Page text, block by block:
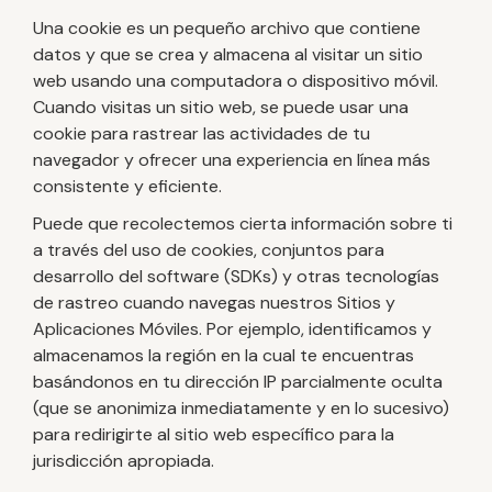
Una cookie es un pequeño archivo que contiene
datos y que se crea y almacena al visitar un sitio
web usando una computadora o dispositivo móvil.
Cuando visitas un sitio web, se puede usar una
cookie para rastrear las actividades de tu
navegador y ofrecer una experiencia en línea más
consistente y eficiente.
Puede que recolectemos cierta información sobre ti
a través del uso de cookies, conjuntos para
desarrollo del software (SDKs) y otras tecnologías
de rastreo cuando navegas nuestros Sitios y
Aplicaciones Móviles. Por ejemplo, identificamos y
almacenamos la región en la cual te encuentras
basándonos en tu dirección IP parcialmente oculta
(que se anonimiza inmediatamente y en lo sucesivo)
para redirigirte al sitio web específico para la
jurisdicción apropiada.